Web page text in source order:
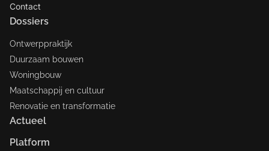
Contact
Dossiers
Ontwerppraktijk
Duurzaam bouwen
Woningbouw
Maatschappij en cultuur
Renovatie en transformatie
Actueel
Platform